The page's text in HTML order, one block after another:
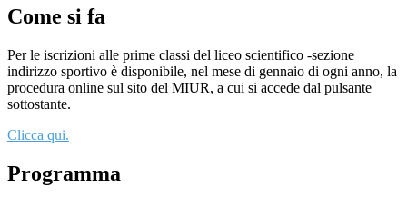
Come si fa
Per le iscrizioni alle prime classi del liceo scientifico -sezione
indirizzo sportivo è disponibile, nel mese di gennaio di ogni anno, la
procedura online sul sito del MIUR, a cui si accede dal pulsante
sottostante.
Clicca qui.
Programma